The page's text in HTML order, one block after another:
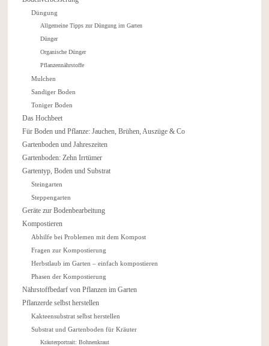
Düngung
Allgemeine Tipps zur Düngung im Garten
Dünger
Organische Dünger
Pflanzennährstoffe
Mulchen
Sandiger Boden
Toniger Boden
Das Hochbeet
Für Boden und Pflanze: Jauchen, Brühen, Auszüge & Co
Gartenboden und Jahreszeiten
Gartenboden: Zehn Irrtümer
Gartentyp, Boden und Substrat
Steingarten
Steppengarten
Geräte zur Bodenbearbeitung
Kompostieren
Abhilfe bei Problemen mit dem Kompost
Fragen zur Kompostierung
Herbstlaub im Garten – einfach kompostieren
Phasen der Kompostierung
Nährstoffbedarf von Pflanzen im Garten
Pflanzerde selbst herstellen
Kakteensubstrat selbst herstellen
Substrat und Gartenboden für Kräuter
Kräuterportrait: Bohnenkraut